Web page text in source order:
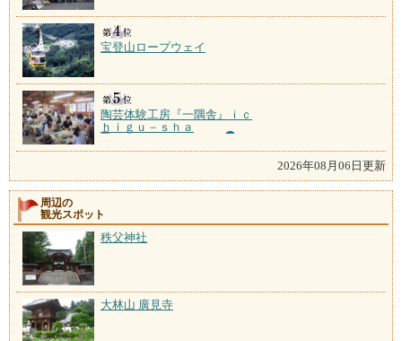
宝登山ロープウェイ
陶芸体験工房『一隅舎』ｉｃ
ｈｉｇｕ－ｓｈａ
2026年08月06日更新
周辺の
観光スポット
秩父神社
大林山 廣見寺